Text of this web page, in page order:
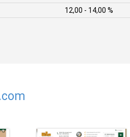
12,00 - 14,00 %